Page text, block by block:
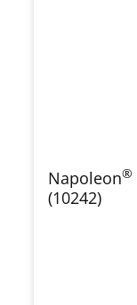
Napoleon®
(10242)